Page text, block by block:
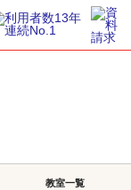
教室一覧